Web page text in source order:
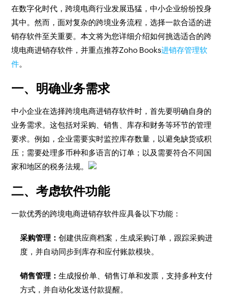
在数字化时代，跨境电商行业发展迅猛，中小企业纷纷投身
其中。然而，面对复杂的跨境业务流程，选择一款合适的进
销存软件至关重要。本文将为您详细介绍如何挑选适合的跨
境电商进销存软件，并重点推荐Zoho Books进销存管理软
件。
一、明确业务需求
中小企业在选择跨境电商进销存软件时，首先要明确自身的
业务需求。这包括对采购、销售、库存和财务等环节的管理
要求。例如，企业需要实时监控库存数量，以避免缺货或积
压；需要处理多币种和多语言的订单；以及需要符合不同国
家和地区的税务法规。
二、考虑软件功能
一款优秀的跨境电商进销存软件应具备以下功能：
采购管理：创建供应商档案，生成采购订单，跟踪采购进
度，并自动同步到库存和应付账款模块。
销售管理：生成报价单、销售订单和发票，支持多种支付
方式，并自动化发送付款提醒。